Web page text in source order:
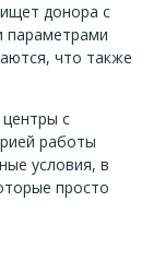
донора с
параметрами
что также
с
работы
условия, в
просто